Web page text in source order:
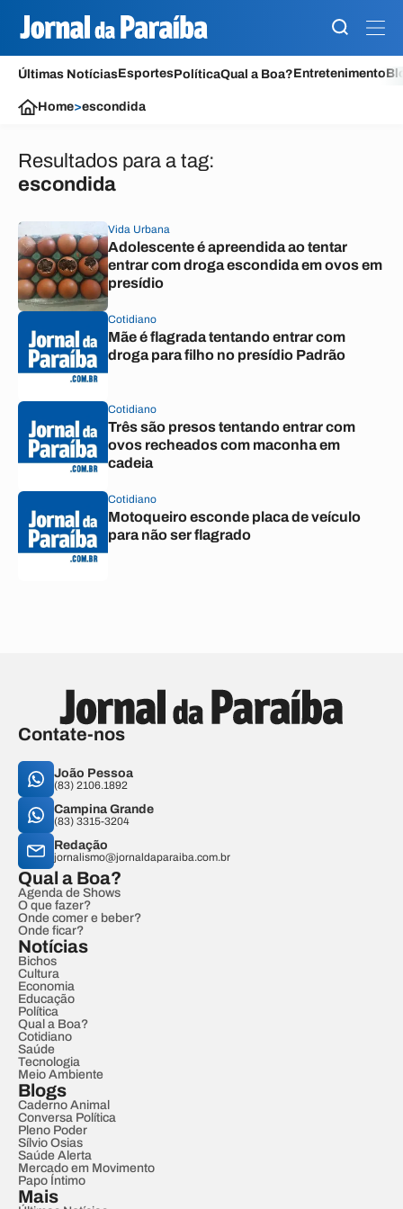
Últimas NotíciasEsportesPolíticaQual a Boa?Entretenimento
Home>escondida
Resultados para a tag:
escondida
Vida Urbana
Adolescente é apreendida ao tentar
entrar com droga escondida em ovos em
presídio
Cotidiano
Mãe é flagrada tentando entrar com
droga para filho no presídio Padrão
Cotidiano
Três são presos tentando entrar com
ovos recheados com maconha em
cadeia
Cotidiano
Motoqueiro esconde placa de veículo
para não ser flagrado
Contate-nos
João Pessoa
(83) 2106.1892
Campina Grande
(83) 3315-3204
Redação
jornalismo@jornaldaparaiba.com.br
Qual a Boa?
Agenda de Shows
O que fazer?
Onde comer e beber?
Onde ficar?
Notícias
Bichos
Cultura
Economia
Educação
Política
Qual a Boa?
Cotidiano
Saúde
Tecnologia
Meio Ambiente
Blogs
Caderno Animal
Conversa Política
Pleno Poder
Sílvio Osias
Saúde Alerta
Mercado em Movimento
Papo Íntimo
Mais